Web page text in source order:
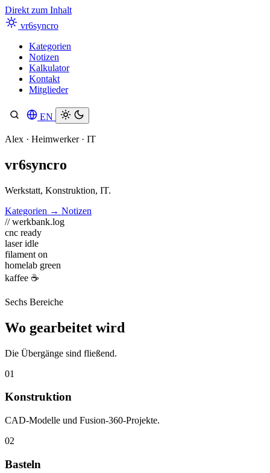
Direkt zum Inhalt
vr6syncro
Kategorien
Notizen
Kalkulator
Kontakt
Mitglieder
Suche EN
Alex · Heimwerker · IT
vr6syncro
Werkstatt, Konstruktion, IT.
Kategorien → Notizen
// werkbank.log
cnc ready
laser idle
filament on
homelab green
kaffee ☕
Sechs Bereiche
Wo gearbeitet wird
Die Übergänge sind fließend.
01
Konstruktion
CAD-Modelle und Fusion-360-Projekte.
02
Basteln